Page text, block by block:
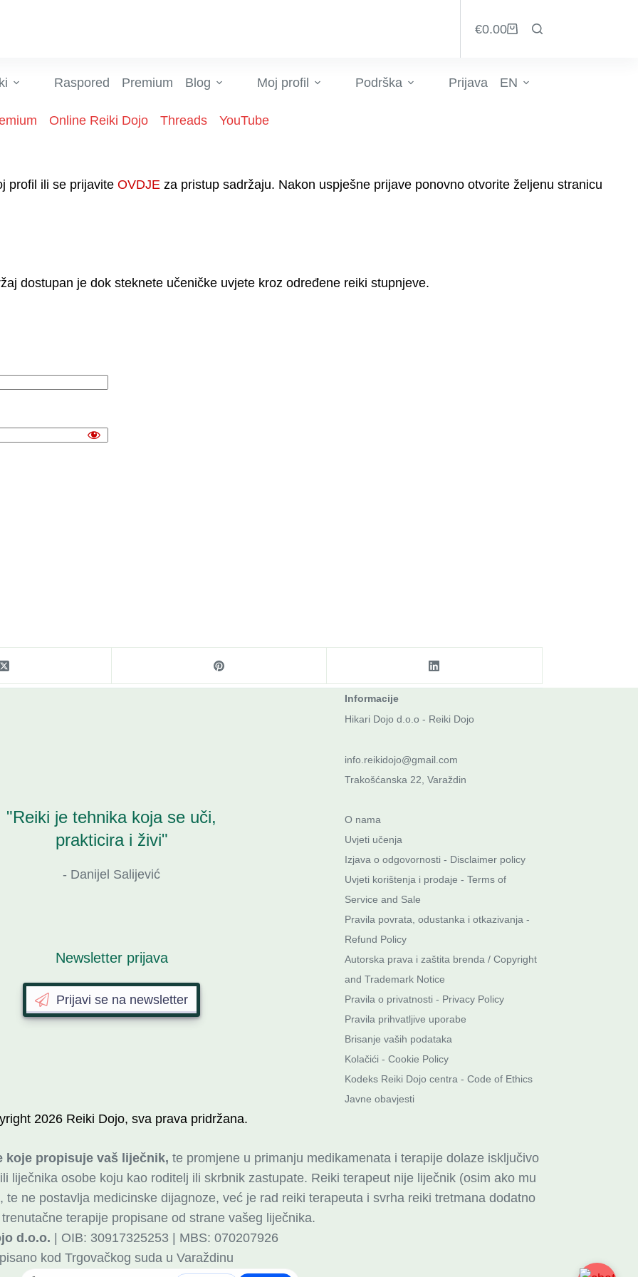
Košarica
€0.00
Raspored Premium Blog Moj profil Podrška Prijava EN
Online Reiki Dojo Threads YouTube
profil ili se prijavite OVDJE za pristup sadržaju. Nakon uspješne prijave ponovno otvorite željenu stranicu
dostupan je dok steknete učeničke uvjete kroz određene reiki stupnjeve.
"Reiki je tehnika koja se uči,
prakticira i živi"
- Danijel Salijević
Newsletter prijava
Prijavi se na newsletter
Informacije
Hikari Dojo d.o.o - Reiki Dojo
info.reikidojo@gmail.com
Trakošćanska 22, Varaždin
O nama
Uvjeti učenja
Izjava o odgovornosti - Disclaimer policy
Uvjeti korištenja i prodaje - Terms of
Service and Sale
Pravila povrata, odustanka i otkazivanja -
Refund Policy
Autorska prava i zaštita brenda / Copyright
and Trademark Notice
Pravila o privatnosti - Privacy Policy
Pravila prihvatljive uporabe
Brisanje vaših podataka
Kolačići - Cookie Policy
Kodeks Reiki Dojo centra - Code of Ethics
Javne obavjesti
2026 Reiki Dojo, sva prava pridržana.
koje propisuje vaš liječnik, te promjene u primanju medikamenata i terapije dolaze isključivo
liječnika osobe koju kao roditelj ili skrbnik zastupate. Reiki terapeut nije liječnik (osim ako mu
ne postavlja medicinske dijagnoze, već je rad reiki terapeuta i svrha reiki tretmana dodatno
terapije propisane od strane vašeg liječnika.
d.o.o. | OIB: 30917325253 | MBS: 070207926
kod Trgovačkog suda u Varaždinu